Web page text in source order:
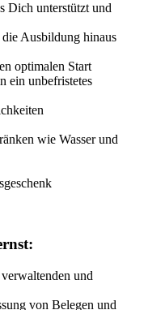
Dich unterstützt und
Ausbildung hinaus
optimalen Start
ein unbefristetes
wie Wasser und
und
von Belegen und